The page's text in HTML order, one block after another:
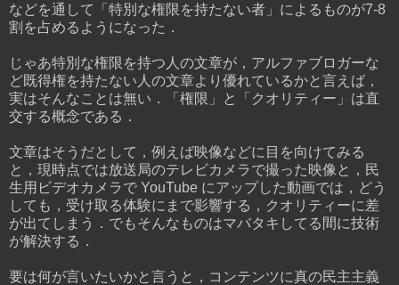
などを通して「特別な権限を持たない者」によるものが7-8
割を占めるようになった．
じゃあ特別な権限を持つ人の文章が，アルファブロガーな
ど既得権を持たない人の文章より優れているかと言えば，
実はそんなことは無い．「権限」と「クオリティー」は直
交する概念である．
文章はそうだとして，例えば映像などに目を向けてみる
と，現時点では放送局のテレビカメラで撮った映像と，民
生用ビデオカメラで YouTube にアップした動画では，どう
しても，受け取る体験にまで影響する，クオリティーに差
が出てしまう．でもそんなものはマバタキしてる間に技術
が解決する．
要は何が言いたいかと言うと，コンテンツに真の民主主義